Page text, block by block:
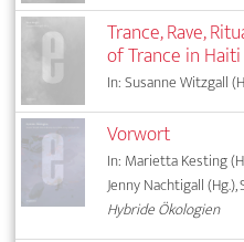
Trance, Rave,
of Trance in Haiti
In: Susanne Witzgall
Vorwort
In: Marietta Kesting
Jenny Nachtigall
Hybride Ökologien